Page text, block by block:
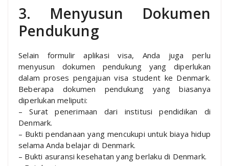
3. Menyusun Dokumen
Pendukung
Selain formulir aplikasi visa, Anda juga perlu
menyusun dokumen pendukung yang diperlukan
dalam proses pengajuan visa student ke Denmark.
Beberapa dokumen pendukung yang biasanya
diperlukan meliputi:
– Surat penerimaan dari institusi pendidikan di
Denmark.
– Bukti pendanaan yang mencukupi untuk biaya hidup
selama Anda belajar di Denmark.
– Bukti asuransi kesehatan yang berlaku di Denmark.